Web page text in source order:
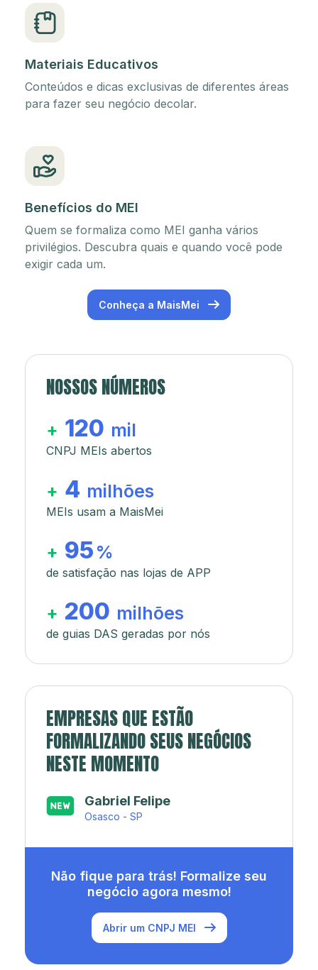
Materiais Educativos
Conteúdos e dicas exclusivas de diferentes áreas
para fazer seu negócio decolar.
Benefícios do MEI
Quem se formaliza como MEI ganha vários
privilégios. Descubra quais e quando você pode
exigir cada um.
Conheça a MaisMei
NOSSOS NÚMEROS
+ 120 mil
CNPJ MEIs abertos
+ 4 milhões
MEIs usam a MaisMei
+ 95 %
de satisfação nas lojas de APP
+ 200 milhões
de guias DAS geradas por nós
EMPRESAS QUE ESTÃO
FORMALIZANDO SEUS NEGÓCIOS
NESTE MOMENTO
Japa’s açaí e sorveteria
Rio de Janeiro - RJ
Não fique para trás! Formalize seu
negócio agora mesmo!
Abrir um CNPJ MEI